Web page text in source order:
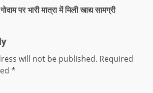
पर भारी मात्रा में मिली खाद्य सामग्री
will not be published. Required
*